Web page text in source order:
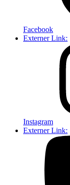
Facebook
Externer Link:
Instagram
Externer Link: